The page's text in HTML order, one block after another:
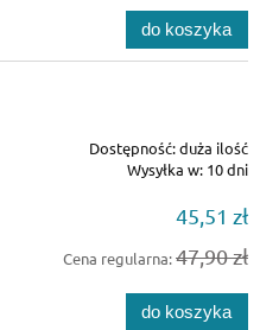
do koszyka
Dostępność:duża ilość
Wysyłka w: 10 dni
45,51 zł
Cena regularna:47,90 zł
do koszyka